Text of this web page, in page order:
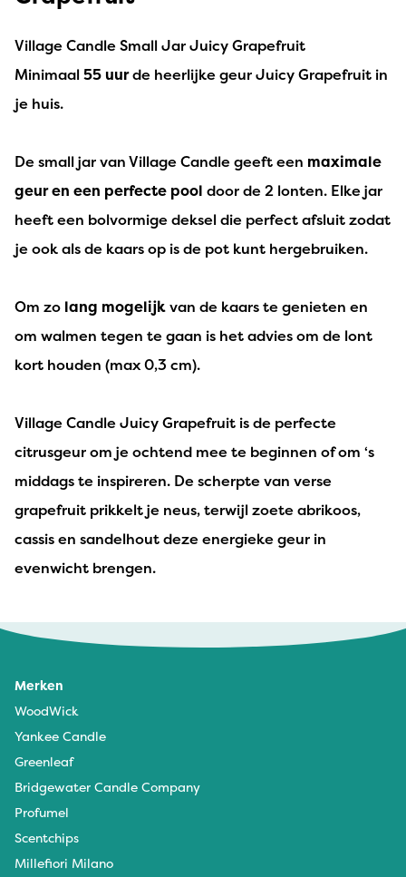
Village Candle Small Jar Juicy Grapefruit
Minimaal55 uurde heerlijke geur Juicy Grapefruit in
je huis.
De small jar van Village Candle geeft een maximale
geur en een perfecte pool door de 2 lonten. Elke jar
heeft een bolvormige deksel die perfect afsluit zodat
je ook als de kaars op is de pot kunt hergebruiken.
Om zo lang mogelijkvan de kaars te genieten en
om walmen tegen te gaan is het advies om de lont
kort houden (max 0,3 cm).
Village Candle Juicy Grapefruit is de perfecte
citrusgeur om je ochtend mee te beginnen of om ‘s
middags te inspireren. De scherpte van verse
grapefruit prikkelt je neus, terwijl zoete abrikoos,
cassis en sandelhout deze energieke geur in
evenwicht brengen.
Merken
WoodWick
Yankee Candle
Greenleaf
Bridgewater Candle Company
Profumel
Scentchips
Millefiori Milano